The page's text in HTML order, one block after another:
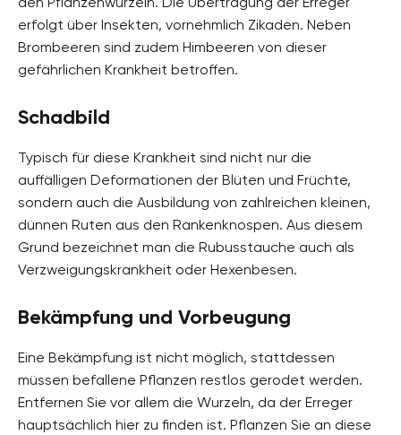
erfolgt über Insekten, vornehmlich Zikaden. Neben
Brombeeren sind zudem Himbeeren von dieser
gefährlichen Krankheit betroffen.
Schadbild
Typisch für diese Krankheit sind nicht nur die
auffälligen Deformationen der Blüten und Früchte,
sondern auch die Ausbildung von zahlreichen kleinen,
dünnen Ruten aus den Rankenknospen. Aus diesem
Grund bezeichnet man die Rubusstauche auch als
Verzweigungskrankheit oder Hexenbesen.
Bekämpfung und Vorbeugung
Eine Bekämpfung ist nicht möglich, stattdessen
müssen befallene Pflanzen restlos gerodet werden.
Entfernen Sie vor allem die Wurzeln, da der Erreger
hauptsächlich hier zu finden ist. Pflanzen Sie an diese